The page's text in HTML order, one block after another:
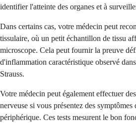
identifier l'atteinte des organes et à
Dans certains cas, votre médecin peut
tissulaire, où un petit échantillon de tissu
microscope. Cela peut fournir la preuve
d'inflammation caractéristique observé
Strauss.
Votre médecin peut également effectuer
nerveuse si vous présentez des symptômes
périphérique. Ces tests mesurent le bon